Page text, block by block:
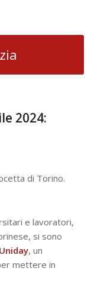
2024:
di Torino.
e lavoratori,
si sono
, un
mettere in